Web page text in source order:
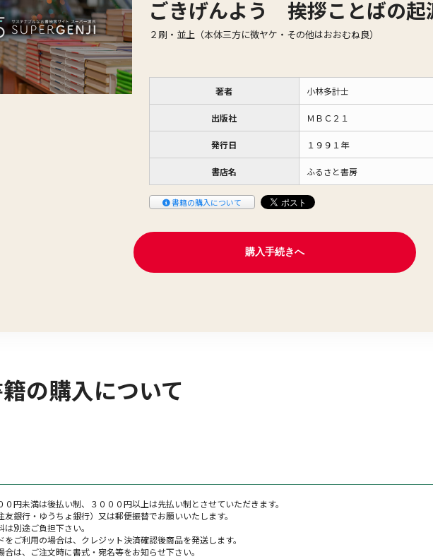
ごきげんよう 挨拶ことばの起
２刷・並上（本体三方に微ヤケ・その他はおおむね良）
著者 小林多計士
出版社 ＭＢＣ２１
発行日 １９９１年
書店名 ふるさと書房
書籍の購入について
の購入について
円未満は後払い制、３０００円以上は先払い制とさせていただきます。
銀行・ゆうちょ銀行）又は郵便振替でお願いいたします。
別途ご負担下さい。
ご利用の場合は、クレジット決済確認後商品を発送します。
は、ご注文時に書式・宛名等をお知らせ下さい。